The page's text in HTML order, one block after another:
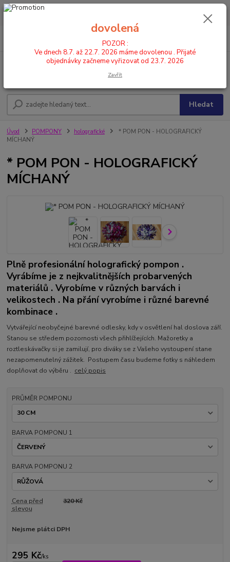
POZOR : Ve dnech 8.7. až 22.7. 2026 máme dovolenou . Přijaté
Hledat
Úvod POMPONY holografické
* POM PON - HOLOGRAFICKÝ
MÍCHANÝ
* POM PON - HOLOGRAFICKÝ
MÍCHANÝ
Plně profesionální holografický pompon .
Vyrábíme je z nejkvalitnějších probarvených
materiálů . Vyrobíme v různých barvách i
velikostech . Na přání vyrobíme i různé barevné
kombinace .
Vytvářející neobyčejné barevné odlesky, kdy v osvětlení hal doslova září.
Stanou se středem pozornosti všech přihlížejících. Mažoretky a
roztleskávačky si je zamilují, pro diváky se z Vašeho vystoupení stane
nezapomenutelný zážitek. Postupem času budeme fotky s náhledem
doplňovat do výběru . celý popis
PRŮMĚR POMPONU
BARVA POMPONU 1
BARVA POMPONU 2
Cena před
slevou
320 Kč
Nejsme plátci DPH
295 Kč/ks
dovolená
POZOR :
Ve dnech 8.7. až 22.7. 2026 máme dovolenou . Přijaté
objednávky začneme vyřizovat od 23.7. 2026
Zavřít